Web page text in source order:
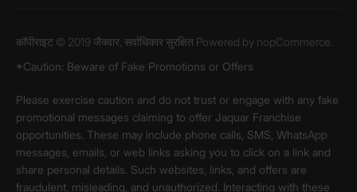
कॉपीराइट © 2019 जैक्वार, सर्वाधिकार सुरक्षित Powered by nopCommerce.
*Caution: Beware of Fake Promotions or Offers
Please exercise caution and do not trust or engage with any fake
promotional messages claiming to offer Jaquar Franchise
opportunities. These may include phone calls, SMS, WhatsApp
messages, emails, or web links asking you to click on a link and
share personal details. Such websites, links, and offers are
fraudulent, misleading, and unauthorized. Interacting with these